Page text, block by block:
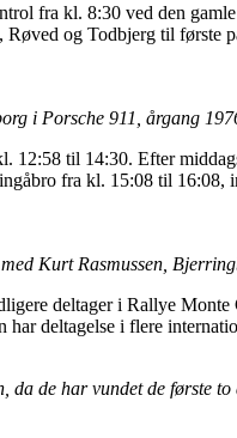
fra kl. 8:30 ved den
og Todbjerg til første
i Porsche 911, årgang
12:58 til 14:30. Efter
fra kl. 15:08 til 16:08,
Kurt Rasmussen,
deltager i Rallye
deltagelse i flere
de har vundet de første